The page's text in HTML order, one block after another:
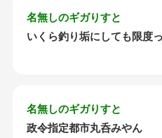
名無しのギガりすと
いくら釣り垢にしても限度
名無しのギガりすと
政令指定都市丸呑みやん